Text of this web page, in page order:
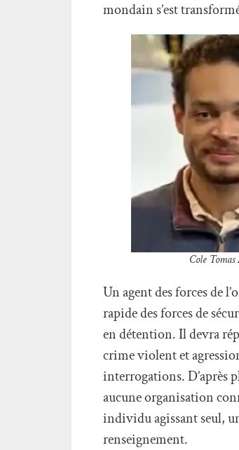
mondain s’est
Cole
Un agent des forces de
rapide des forces de
en détention. Il devra
crime violent et
interrogations. D’après
aucune organisation
individu agissant seul,
renseignement.